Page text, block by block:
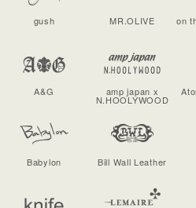
gush MR.OLIVE on
A&G amp japan x
N.HOOLYWOOD
Babylon Bill Wall Leather